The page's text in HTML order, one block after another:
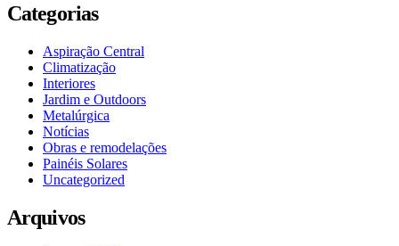
Categorias
Aspiração Central
Climatização
Interiores
Jardim e Outdoors
Metalúrgica
Notícias
Obras e remodelações
Painéis Solares
Uncategorized
Arquivos